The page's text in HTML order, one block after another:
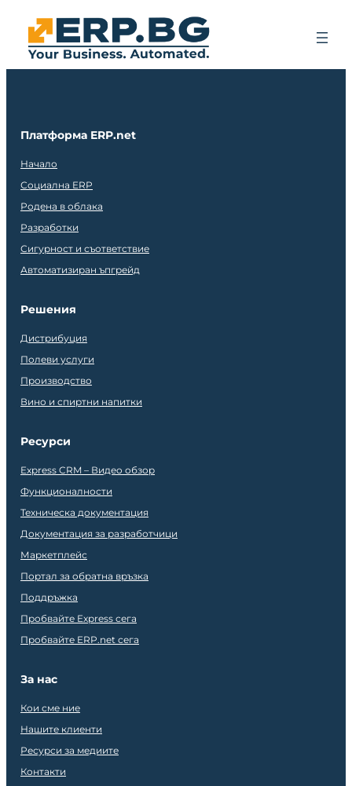
Платформа ERP.net
Начало
Социална ERP
Родена в облака
Разработки
Сигурност и съответствие
Автоматизиран ъпгрейд
Решения
Дистрибуция
Полеви услуги
Производство
Вино и спиртни напитки
Ресурси
Express CRM – Видео обзор
Функционалности
Техническа документация
Документация за разработчици
Маркетплейс
Портал за обратна връзка
Поддръжка
Пробвайте Express сега
Пробвайте ERP.net сега
За нас
Кои сме ние
Нашите клиенти
Ресурси за медиите
Контакти